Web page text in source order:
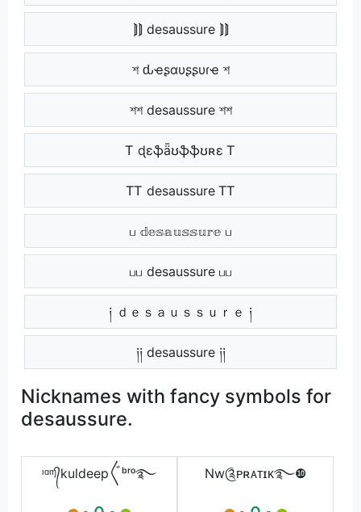
⟭⟭ desaussure ⟭⟭
শ ԃҽʂαυʂʂυɾҽ শ
শশ desaussure শশ
Ꭲ ɖɛֆǟʊֆֆʊʀɛ Ꭲ
ᎢᎢ desaussure ᎢᎢ
ப 𝕕𝕖𝕤𝕒𝕦𝕤𝕤𝕦𝕣𝕖 ப
பப desaussure பப
༏ ｄｅｓａｕｓｓｕｒｅ ༏
༏༏ desaussure ༏༏
Nicknames with fancy symbols for
desaussure.
ᶦᵅᶬ᭄kuldeep〲ᵇʳᵒ࿐ Nw༊ᴘʀᴀᴛɪᴋ࿐❿